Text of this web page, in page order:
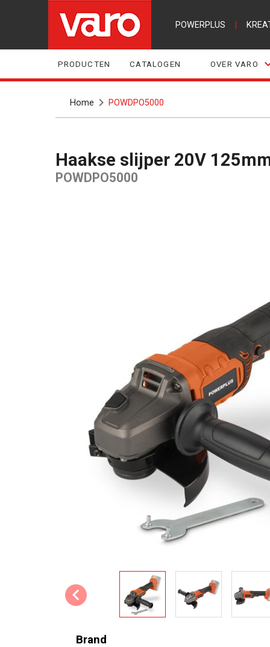
POWERPLUS
PRODUCTEN CATALOGEN OVER VARO
Home POWDPO5000
Haakse slijper 20V
POWDPO5000
Brand